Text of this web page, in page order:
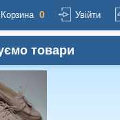
Корзина 0 Увійти
товари